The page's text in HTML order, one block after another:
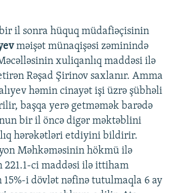
bir il sonra hüquq müdafiəçisinin
məişət münaqişəsi zəminində
xuliqanlıq maddəsi ilə
Rəşad Şirinov saxlanır. Amma
həmin cinayət işi üzrə şübhəli
başqa yerə getməmək barədə
bir il öncə digər məktəblini
hərəkətləri etdiyini bildirir.
Məhkəməsinin hökmü ilə
221.1-ci maddəsi ilə ittiham
15%-i dövlət nəfinə tutulmaqla 6 ay